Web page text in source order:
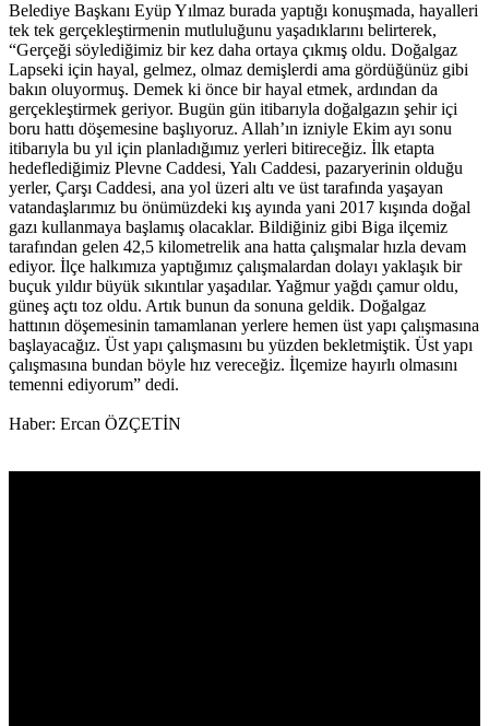
Belediye Başkanı Eyüp Yılmaz burada yaptığı konuşmada, hayalleri
tek tek gerçekleştirmenin mutluluğunu yaşadıklarını belirterek,
“Gerçeği söylediğimiz bir kez daha ortaya çıkmış oldu. Doğalgaz
Lapseki için hayal, gelmez, olmaz demişlerdi ama gördüğünüz gibi
bakın oluyormuş. Demek ki önce bir hayal etmek, ardından da
gerçekleştirmek geriyor. Bugün gün itibarıyla doğalgazın şehir içi
boru hattı döşemesine başlıyoruz. Allah’ın izniyle Ekim ayı sonu
itibarıyla bu yıl için planladığımız yerleri bitireceğiz. İlk etapta
hedeflediğimiz Plevne Caddesi, Yalı Caddesi, pazaryerinin olduğu
yerler, Çarşı Caddesi, ana yol üzeri altı ve üst tarafında yaşayan
vatandaşlarımız bu önümüzdeki kış ayında yani 2017 kışında doğal
gazı kullanmaya başlamış olacaklar. Bildiğiniz gibi Biga ilçemiz
tarafından gelen 42,5 kilometrelik ana hatta çalışmalar hızla devam
ediyor. İlçe halkımıza yaptığımız çalışmalardan dolayı yaklaşık bir
buçuk yıldır büyük sıkıntılar yaşadılar. Yağmur yağdı çamur oldu,
güneş açtı toz oldu. Artık bunun da sonuna geldik. Doğalgaz
hattının döşemesinin tamamlanan yerlere hemen üst yapı çalışmasına
başlayacağız. Üst yapı çalışmasını bu yüzden bekletmiştik. Üst yapı
çalışmasına bundan böyle hız vereceğiz. İlçemize hayırlı olmasını
temenni ediyorum” dedi.
Haber: Ercan ÖZÇETİN